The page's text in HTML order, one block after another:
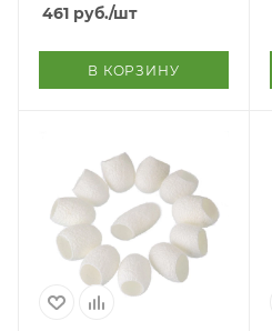
461 руб./шт
В КОРЗИНУ